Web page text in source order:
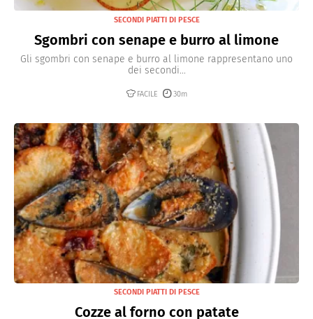
SECONDI PIATTI DI PESCE
Sgombri con senape e burro al limone
Gli sgombri con senape e burro al limone rappresentano uno
dei secondi...
FACILE 30m
SECONDI PIATTI DI PESCE
Cozze al forno con patate